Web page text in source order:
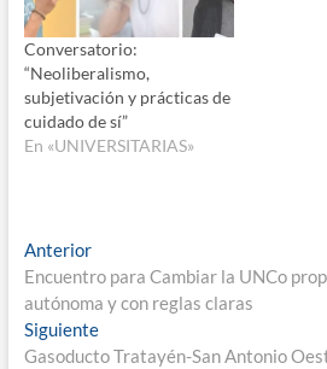
Conversatorio:
“Neoliberalismo,
subjetivación y prácticas de
cuidado de sí”
En «UNIVERSITARIAS»
Navegación
de
entradas
AnteriorEntrada
anterior:
Encuentro para Cambiar la UNCo
autónoma y con reglas claras
SiguienteEntrada
siguiente:
Gasoducto Tratayén-San Antonio